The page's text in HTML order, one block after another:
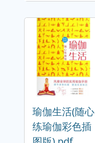
瑜伽生活(随心
练瑜伽彩色插